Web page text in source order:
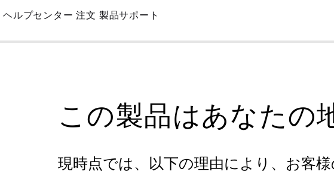
Skip
Main
ヘルプセンター 注文 製品サポート
この製品はあなたの
現時点では、以下の理由により、お客